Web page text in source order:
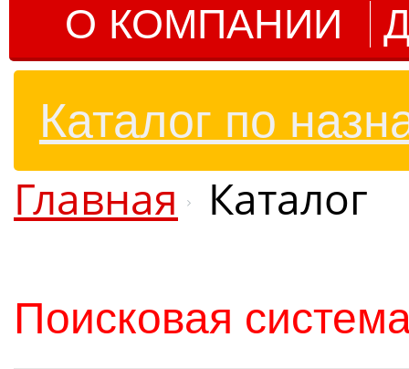
О КОМПАНИИ
Каталог по
Главная Каталог
Поисковая